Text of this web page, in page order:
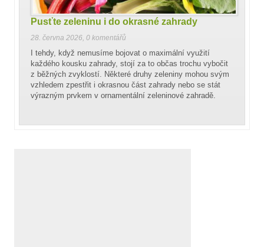
Pusťte zeleninu i do okrasné zahrady
28. června 2026 0 komentářů
I tehdy, když nemusíme bojovat o maximální využití
každého kousku zahrady, stojí za to občas trochu vybočit
z běžných zvyklostí. Některé druhy zeleniny mohou svým
vzhledem zpestřit i okrasnou část zahrady nebo se stát
výrazným prvkem v ornamentální zeleninové zahradě.